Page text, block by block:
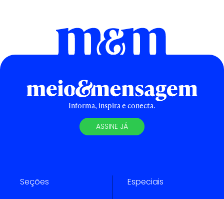
Informa, inspira e conecta.
ASSINE JÁ
Seções Especiais